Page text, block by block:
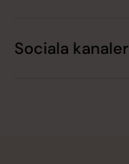
Sociala kanaler